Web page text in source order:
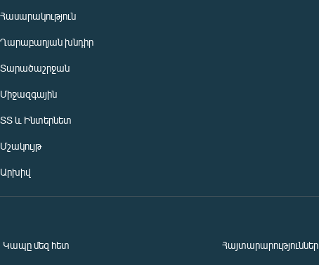
Հասարակություն
Ղարաբաղյան խնդիր
Տարածաշրջան
Միջազգային
ՏՏ և Ինտերնետ
Մշակույթ
Արխիվ
Կապը մեզ հետ Հայտարարություններ